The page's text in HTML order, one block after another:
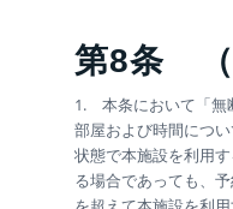
第8条 （
1. 本条において「無
部屋および時間につ
状態で本施設を利用
る場合であっても、